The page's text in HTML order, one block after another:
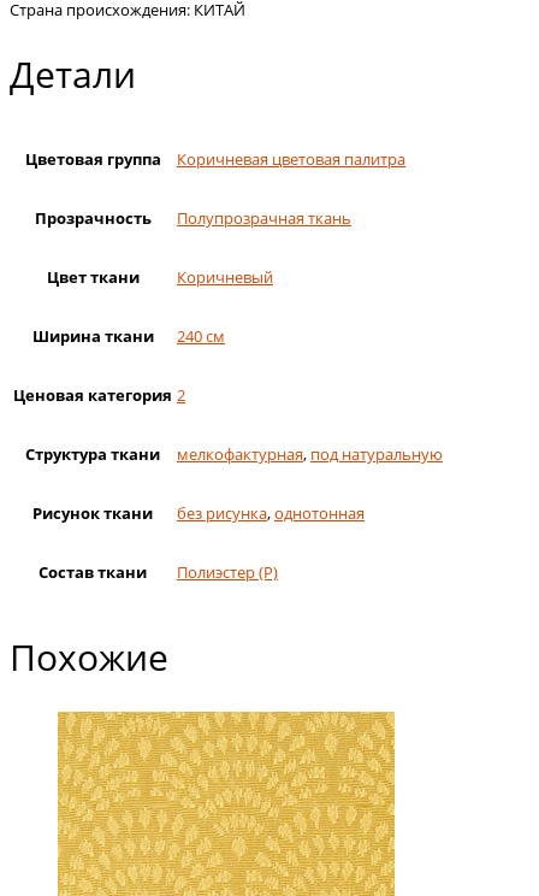
Страна происхождения: КИТАЙ
Детали
Цветовая группа Коричневая цветовая палитра
Прозрачность Полупрозрачная ткань
Цвет ткани Коричневый
Ширина ткани 240 см
Ценовая категория 2
Структура ткани мелкофактурная, под натуральную
Рисунок ткани без рисунка,однотонная
Состав ткани Полиэстер (Р)
Похожие